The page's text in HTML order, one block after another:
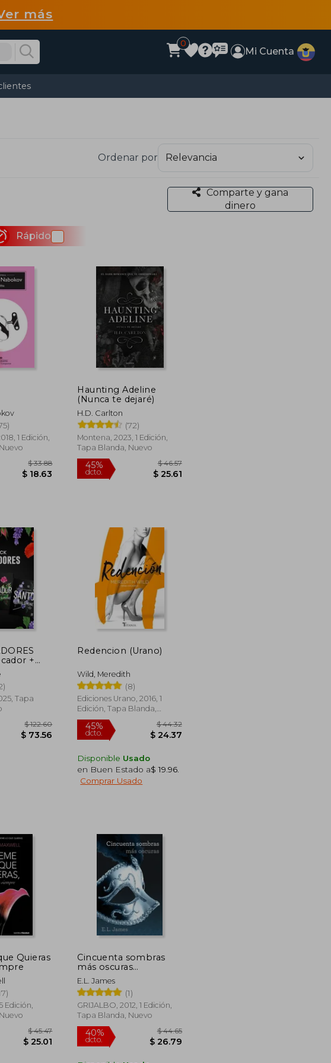
más
0
Mi Cuenta
Ordenar por
Comparte y gana
dinero
Rápido
1 Edición,
$ 18.63
Haunting Adeline
(Nunca te dejaré)
H.D. Carlton
(72)
Montena, 2023, 1 Edición,
Tapa Blanda, Nuevo
+
Tapa
Redencion (Urano)
Wild, Meredith
(8)
Ediciones Urano, 2016, 1
Edición, Tapa Blanda,
Nuevo
Disponible Usado
en Buen Estado a$ 19.96
Comprar Usado
Quieras
Edición,
Cincuenta sombras
más oscuras
(Cincuenta sombras 2)
E.L. James
(1)
GRIJALBO, 2012, 1 Edición,
Tapa Blanda, Nuevo